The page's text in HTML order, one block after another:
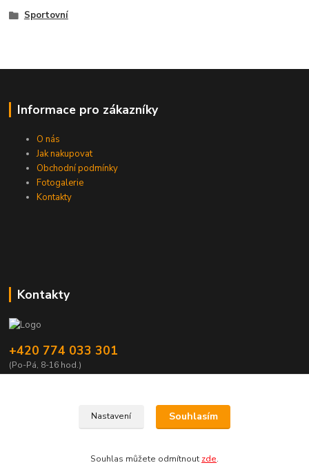
Sportovní
Informace pro zákazníky
O nás
Jak nakupovat
Obchodní podmínky
Fotogalerie
Kontakty
Kontakty
+420 774 033 301
(Po-Pá, 8-16 hod.)
Nastavení Souhlasím
Souhlas můžete odmítnout zde.